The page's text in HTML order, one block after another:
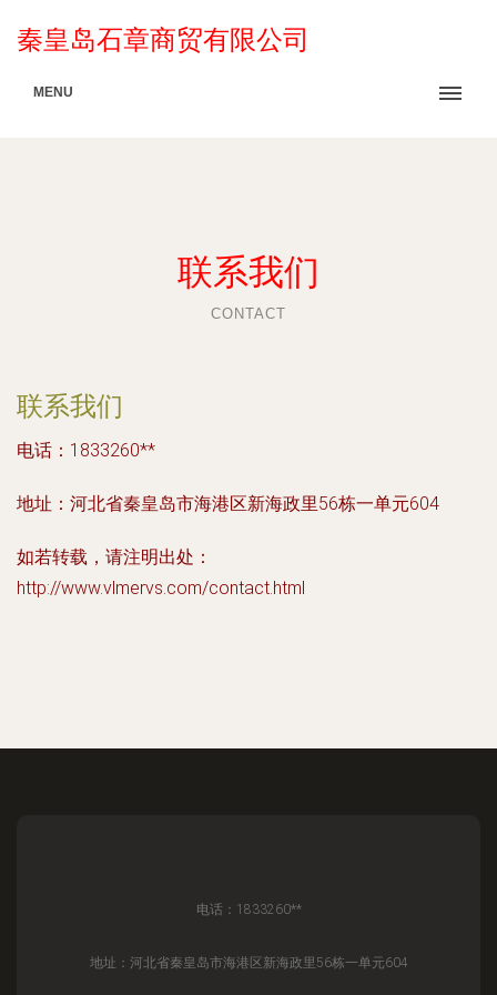
秦皇岛石章商贸有限公司
MENU
联系我们
CONTACT
联系我们
电话：1833260**
地址：河北省秦皇岛市海港区新海政里56栋一单元604
如若转载，请注明出处：
http://www.vlmervs.com/contact.html
电话：1833260**
地址：河北省秦皇岛市海港区新海政里56栋一单元604